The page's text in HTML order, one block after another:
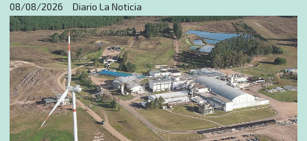
Diario La Noticia
08/08/2026